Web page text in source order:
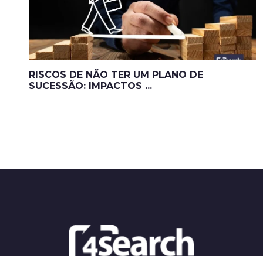
RISCOS DE NÃO TER UM PLANO DE
SUCESSÃO: IMPACTOS ...